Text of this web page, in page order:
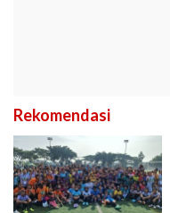
Rekomendasi